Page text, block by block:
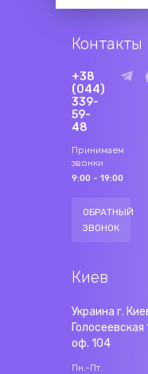
Контакты
+38
(044)
339-
59-
48
Принимаем
звонки
9:00 - 19:00
ОБРАТНЫЙ
ЗВОНОК
Киев
Украина г.
Голосеевская
оф. 104
Пн.-Пт.